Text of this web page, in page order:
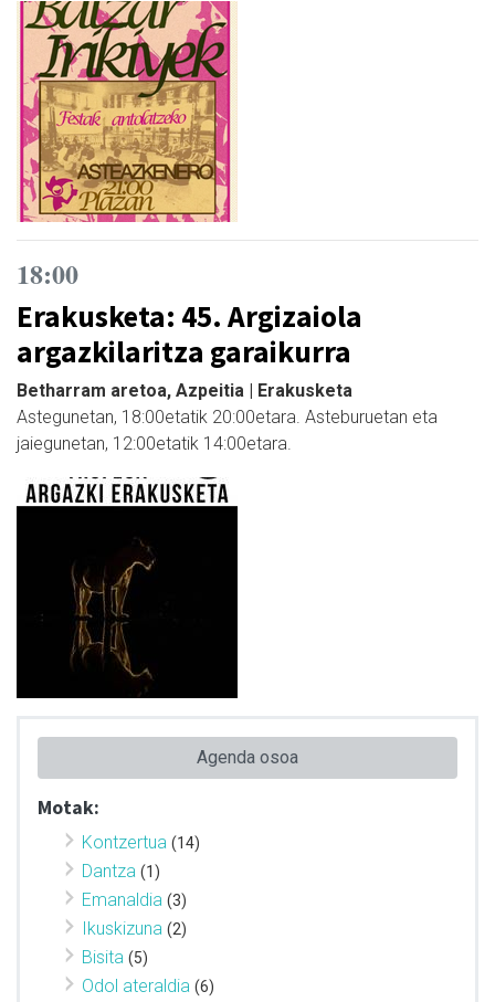
18:00
Erakusketa: 45. Argizaiola
argazkilaritza garaikurra
Betharram aretoa, Azpeitia | Erakusketa
Astegunetan, 18:00etatik 20:00etara. Asteburuetan eta
jaiegunetan, 12:00etatik 14:00etara.
Agenda osoa
Motak:
Kontzertua (14)
Dantza (1)
Emanaldia (3)
Ikuskizuna (2)
Bisita (5)
Odol ateraldia (6)